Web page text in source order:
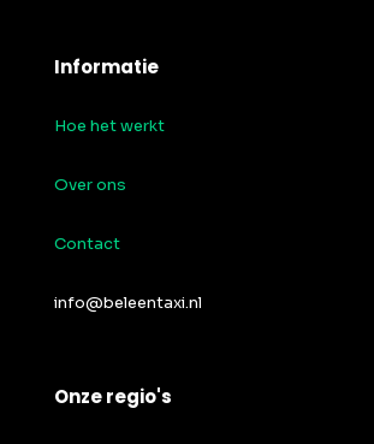
Informatie
Hoe het werkt
Over ons
Contact
info@beleentaxi.nl
Onze regio's